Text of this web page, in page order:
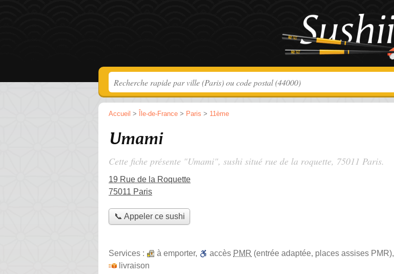
Accueil > Île-de-France > Paris > 11ème
Umami
Cette fiche présente "Umami", sushi situé rue de la roquette, 75011 Paris.
19 Rue de la Roquette
75011 Paris
📞 Appeler ce sushi
Services : à emporter, accès PMR (entrée adaptée, places assises PMR),
livraison